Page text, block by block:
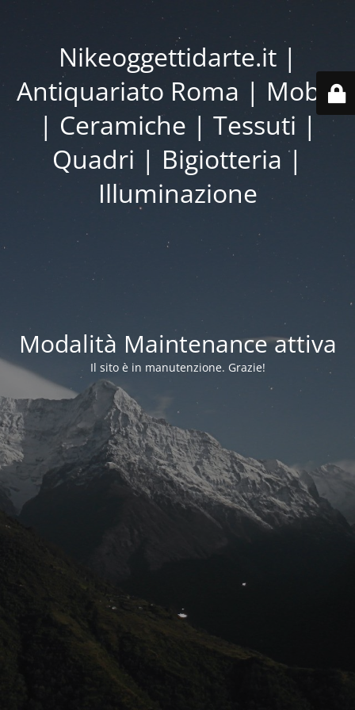
Nikeoggettidarte.it |
Antiquariato Roma | Mobili
| Ceramiche | Tessuti |
Quadri | Bigiotteria |
Illuminazione
Modalità Maintenance attiva
Il sito è in manutenzione. Grazie!